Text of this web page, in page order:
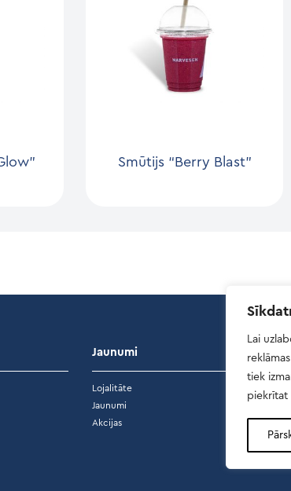
Lai
tiek
piekrītat
Smūtijs “Berry Blast”
Jaunumi
Lojalitāte
Jaunumi
Akcijas